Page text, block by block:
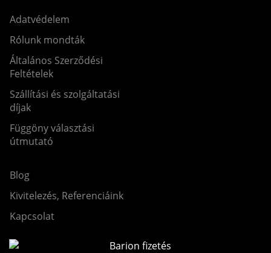
Adatvédelem
Rólunk mondták
Általános Szerződési
Feltételek
Szállítási és szolgáltatási
díjak
Függöny választási
útmutató
Blog
Kivitelezés, Referenciáink
Kapcsolat